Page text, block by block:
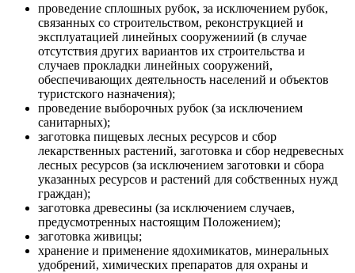
проведение сплошных рубок, за исключением рубок,
связанных со строительством, реконструкцией и
эксплуатацией линейных сооружениий (в случае
отсутствия других вариантов их строительства и
случаев прокладки линейных сооружений,
обеспечивающих деятельность населений и объектов
туристского назначения);
проведение выборочных рубок (за исключением
санитарных);
заготовка пищевых лесных ресурсов и сбор
лекарственных растений, заготовка и сбор недревесных
лесных ресурсов (за исключением заготовки и сбора
указанных ресурсов и растений для собственных нужд
граждан);
заготовка древесины (за исключением случаев,
предусмотренных настоящим Положением);
заготовка живицы;
хранение и применение ядохимикатов, минеральных
удобрений, химических препаратов для охраны и